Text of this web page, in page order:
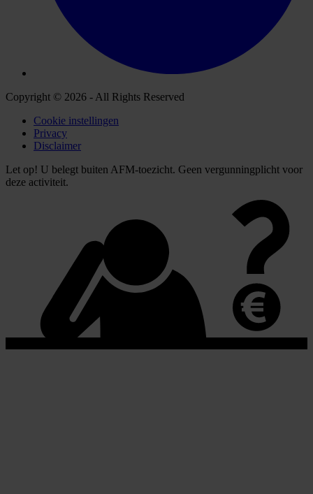
Copyright © 2026 - All Rights Reserved
Cookie instellingen
Privacy
Disclaimer
Let op! U belegt buiten AFM-toezicht. Geen vergunningplicht voor
deze activiteit.